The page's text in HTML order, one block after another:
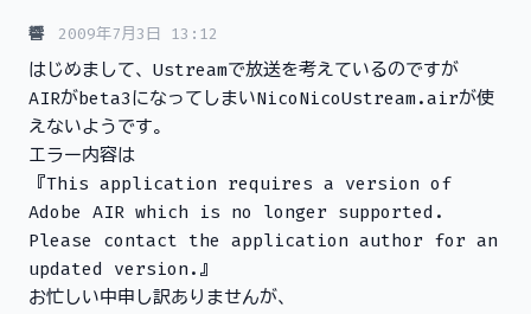
響 2009年7月3日 13:12
はじめまして、Ustreamで放送を考えているのですが
AIRがbeta3になってしまいNicoNicoUstream.airが使
えないようです。
エラー内容は
『This application requires a version of
Adobe AIR which is no longer supported.
Please contact the application author for an
updated version.』
お忙しい中申し訳ありませんが、